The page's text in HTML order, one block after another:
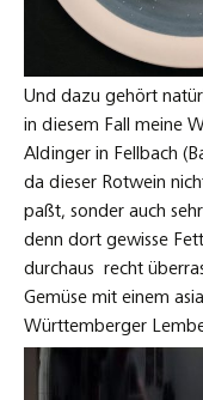
Und dazu gehört
in diesem Fall meine
Aldinger in Fellbach
da dieser Rotwein
paßt, sonder auch
denn dort gewisse
durchaus recht
Gemüse mit einem
Württemberger